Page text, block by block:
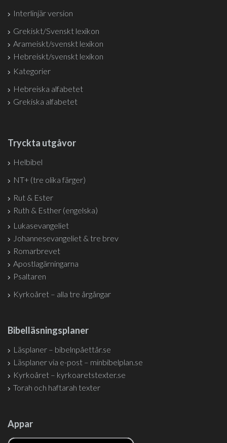
Interlinjär version
Grekiskt/Svenskt lexikon
Arameiskt/svenskt lexikon
Hebreiskt/svenskt lexikon
Kategorier
Hebreiska alfabetet
Grekiska alfabetet
Tryckta utgåvor
Helbibel
NT+ (tre olika färger)
Rut & Ester
Ruth & Esther (engelska)
Lukasevangeliet
Johannesevangeliet & tre brev
Romarbrevet
Apostlagärningarna
Psaltaren
Kyrkoåret – alla tre årgångar
Bibelläsningsplaner
Läsplaner – bibelnpåettår.se
Läsplaner via e-post – minbibelplan.se
Kyrkoåret – kyrkoaretstexter.se
Torah och haftarah texter
Appar